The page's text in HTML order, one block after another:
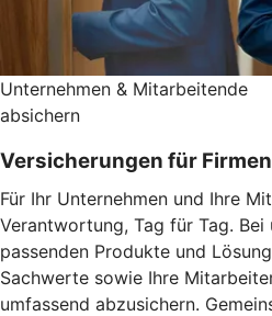
Unternehmen & Mitarbeitende
absichern
Versicherungen für
Für Ihr Unternehmen und Ihre
Verantwortung, Tag für Tag. Bei
passenden Produkte und
Sachwerte sowie Ihre
umfassend abzusichern.